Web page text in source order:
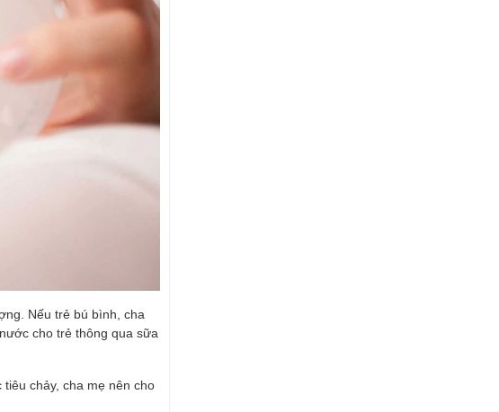
Nếu trẻ bú bình, cha
cho trẻ thông qua sữa
chảy, cha mẹ nên cho